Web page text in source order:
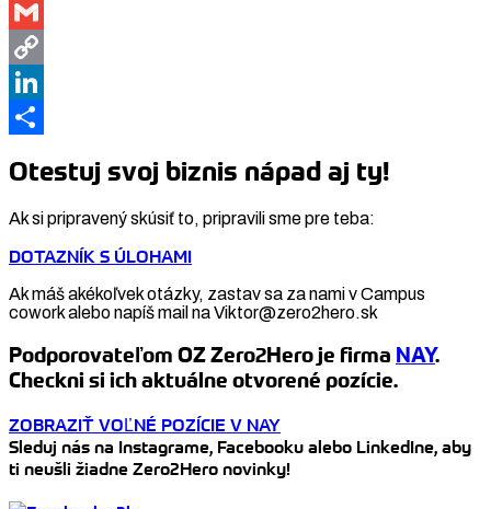
WhatsApp
Gmail
Copy
Link
LinkedIn
Otestuj svoj biznis nápad aj ty!
Ak si pripravený skúsiť to, pripravili sme pre teba:
DOTAZNÍK S ÚLOHAMI
Ak máš akékoľvek otázky, zastav sa za nami v Campus
cowork alebo napíš mail na Viktor@zero2hero.sk
Podporovateľom OZ Zero2Hero je firma NAY.
Checkni si ich aktuálne otvorené pozície.
ZOBRAZIŤ VOĽNÉ POZÍCIE V NAY
Sleduj nás na Instagrame, Facebooku alebo LinkedIne, aby
ti neušli žiadne Zero2Hero novinky!